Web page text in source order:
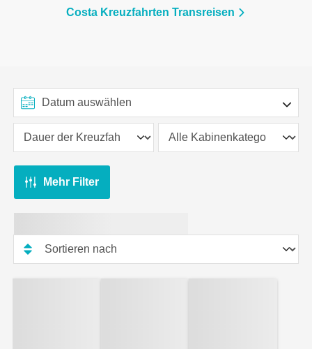
Costa Kreuzfahrten Transreisen
Mehr Filter